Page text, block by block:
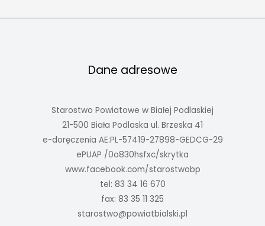
Dane adresowe
Starostwo Powiatowe w Białej Podlaskiej
21-500 Biała Podlaska ul. Brzeska 41
e-doręczenia AE:PL-57419-27898-GEDCG-29
ePUAP /0o830hsfxc/skrytka
www.facebook.com/starostwobp
tel: 83 34 16 670
fax: 83 35 11 325
starostwo@powiatbialski.pl